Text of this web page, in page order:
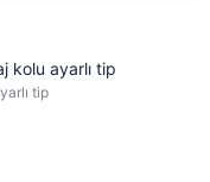
kolu ayarlı tip
tip